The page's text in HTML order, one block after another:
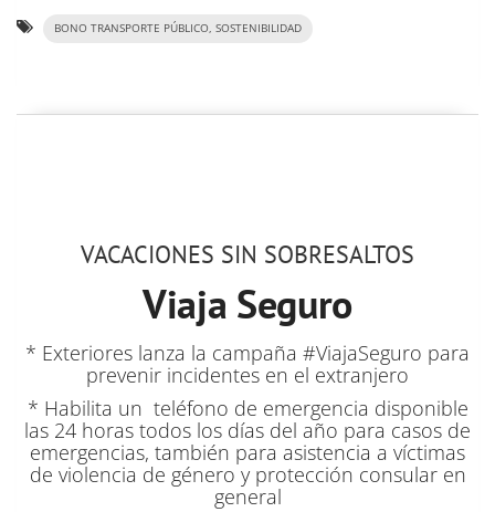
BONO TRANSPORTE PÚBLICO, SOSTENIBILIDAD
VACACIONES SIN SOBRESALTOS
Viaja Seguro
* Exteriores lanza la campaña #ViajaSeguro para
prevenir incidentes en el extranjero
* Habilita un teléfono de emergencia disponible
las 24 horas todos los días del año para casos de
emergencias, también para asistencia a víctimas
de violencia de género y protección consular en
general